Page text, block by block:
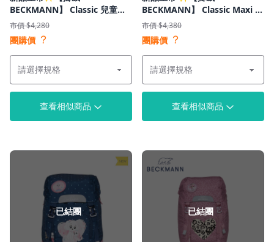
BECKMANN】 Classic 兒童護
脊書包 22L
市價 $4,280
團購價 ？
查看相似商品
BECKMANN】 Classic Maxi 護
脊書包 28L
市價 $4,380
團購價 ？
查看相似商品
已結團 已結團